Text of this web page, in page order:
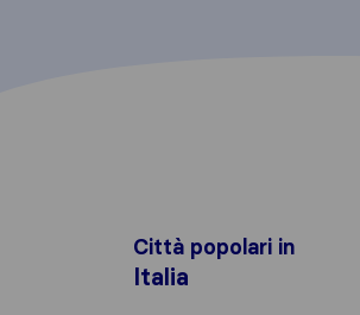
Città popolari in
Italia